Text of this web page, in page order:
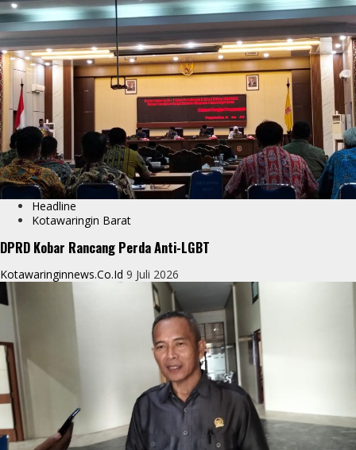
Headline
Kotawaringin Barat
DPRD Kobar Rancang Perda Anti-LGBT
Kotawaringinnews.co.id 9 Juli 2026